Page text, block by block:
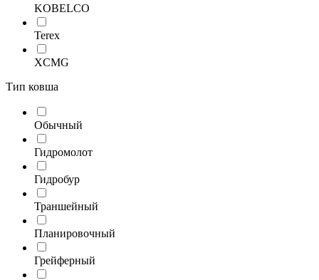
KOBELCO
Terex
XCMG
Тип ковша
Обычный
Гидромолот
Гидробур
Траншейный
Планировочный
Грейферный